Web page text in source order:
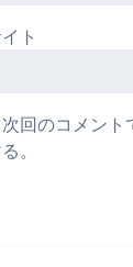
ト
次回のコメント
。